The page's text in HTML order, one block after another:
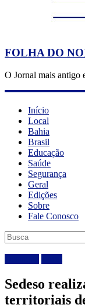
FOLHA DO
O Jornal mais antigo
Início
Local
Bahia
Brasil
Educação
Saúde
Segurança
Geral
Edições
Sobre
Fale Conosco
Sedeso
territoriais